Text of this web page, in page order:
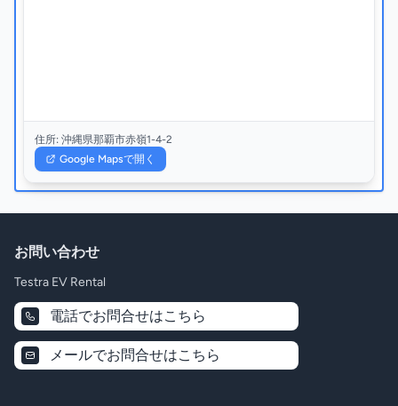
住所: 沖縄県那覇市赤嶺1-4-2
Google Mapsで開く
お問い合わせ
Testra EV Rental
電話でお問合せはこちら
メールでお問合せはこちら